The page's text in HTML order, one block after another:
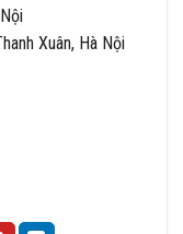
Xuân, Hà Nội